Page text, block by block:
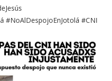
#NoAlDespojoEnJotolá #CNI